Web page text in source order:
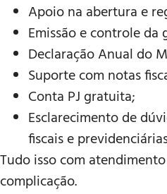
Apoio na abertura e
Emissão e controle da
Declaração Anual do
Suporte com notas
Conta PJ gratuita;
Esclarecimento de
fiscais e
Tudo isso com
complicação.